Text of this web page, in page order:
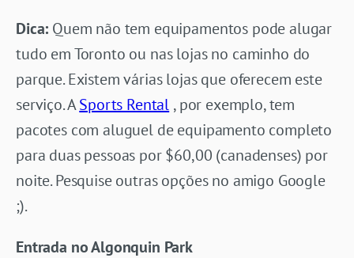
Dica: Quem não tem equipamentos pode alugar
tudo em Toronto ou nas lojas no caminho do
parque. Existem várias lojas que oferecem este
serviço. ASports Rental , por exemplo, tem
pacotes com aluguel de equipamento completo
para duas pessoas por $60,00 (canadenses) por
noite. Pesquise outras opções no amigo Google
;).
Entrada no Algonquin Park